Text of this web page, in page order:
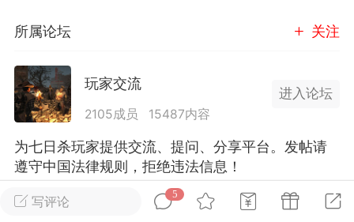
作弊模组在联机服务器使用,为了维护游
模组的发布行为：1. *...
汉
72 2.2w
大人
Lv.8
写评论
5
所属论坛 关注
玩家交流
2105成员 15487内容
进入论坛
为七日杀玩家提供交流、提问、分享平台。发帖请
遵守中国法律规则，拒绝违法信息！
全部 5 正序